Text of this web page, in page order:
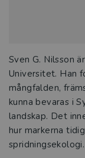
Sven G. Nilsson
Universitet. Han
mångfalden,
kunna bevaras i
landskap. Det
hur markerna
spridningsekologi.